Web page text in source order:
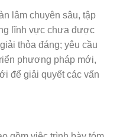
lâm chuyên sâu, tập
lĩnh vực chưa được
thỏa đáng; yêu cầu
phương pháp mới,
để giải quyết các vấn